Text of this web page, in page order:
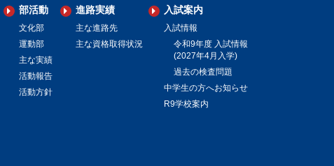
部活動
文化部
運動部
主な実績
活動報告
活動方針
進路実績
主な進路先
主な資格取得状況
入試案内
入試情報
令和9年度 入試情報
(2027年4月入学)
過去の検査問題
中学生の方へお知らせ
R9学校案内